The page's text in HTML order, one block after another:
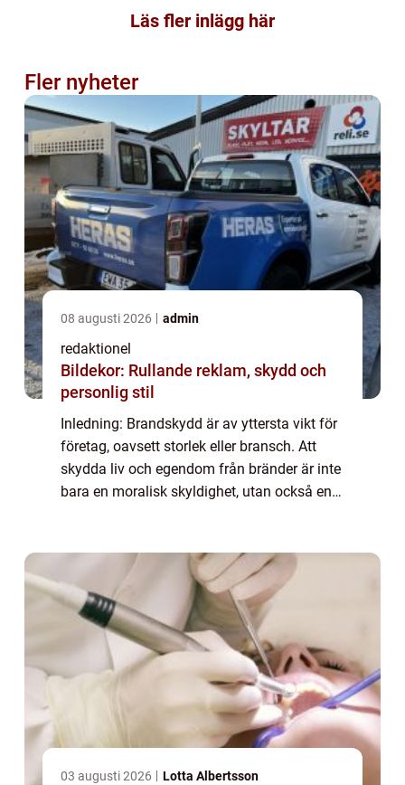
Läs fler inlägg här
Fler nyheter
08 augusti 2026 admin
redaktionel
Bildekor: Rullande reklam, skydd och
personlig stil
Inledning: Brandskydd är av yttersta vikt för
företag, oavsett storlek eller bransch. Att
skydda liv och egendom från bränder är inte
bara en moralisk skyldighet, utan också en
03 augusti 2026 Lotta Albertsson